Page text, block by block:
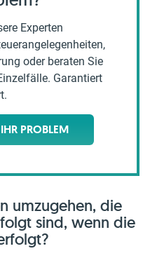
Experten
oder beraten Sie
Garantiert
PROBLEM
umzugehen, die
sind, wenn die